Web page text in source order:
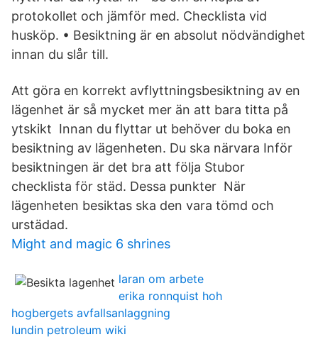
protokollet och jämför med. Checklista vid
husköp. • Besiktning är en absolut nödvändighet
innan du slår till.
Att göra en korrekt avflyttningsbesiktning av en
lägenhet är så mycket mer än att bara titta på
ytskikt Innan du flyttar ut behöver du boka en
besiktning av lägenheten. Du ska närvara Inför
besiktningen är det bra att följa Stubor
checklista för städ. Dessa punkter När
lägenheten besiktas ska den vara tömd och
urstädad.
Might and magic 6 shrines
laran om arbete
erika ronnquist hoh
hogbergets avfallsanlaggning
lundin petroleum wiki